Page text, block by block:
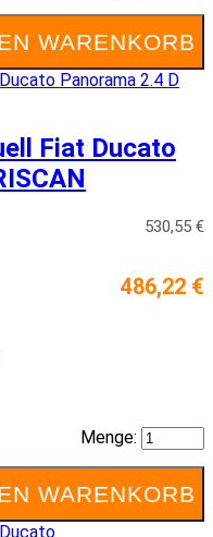
WARENKORB
Fiat Ducato
530,55 €
486,22 €
Menge:
WARENKORB